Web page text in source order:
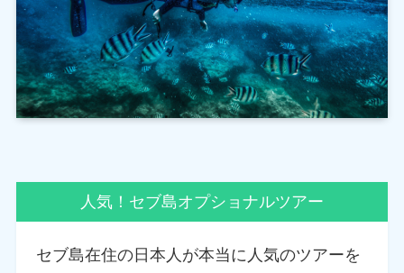
人気！セブ島オプショナルツアー
セブ島在住の日本人が本当に人気のツアーを